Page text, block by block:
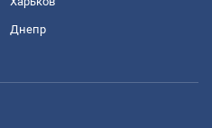
Днепр